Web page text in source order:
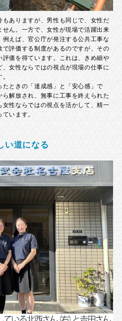
ありますが、男性も同じで、女性だ
ん。一方で、女性が現場で活躍出来
えば、官公庁が発注する公共工事な
評価する制度があるのですが、その
価を得ています。これは、きめ細や
女性ならではの視点が現場の仕事に
ときの「達成感」と「安心感」で
解放され、無事に工事を終えられた
性ならではの視点を活かして、精一
います。
い道になる